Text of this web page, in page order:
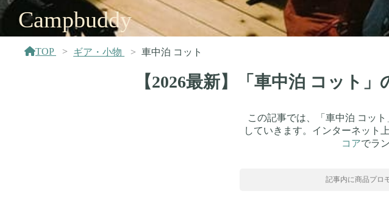
Campbuddy
TOP ギア・小物 車中泊 コット
【2026最新】「車中泊 コット
この記事では、「車中泊 コッ
していきます。インターネット
コアでラ
記事内に商品プロ